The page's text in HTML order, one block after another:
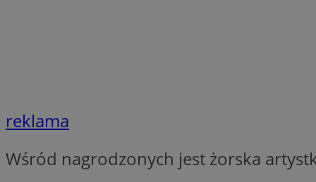
reklama
Wśród nagrodzonych jest żorska
li_gc